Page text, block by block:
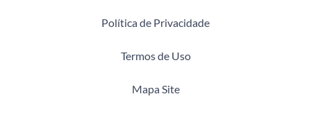
Política de Privacidade
Termos de Uso
Mapa Site